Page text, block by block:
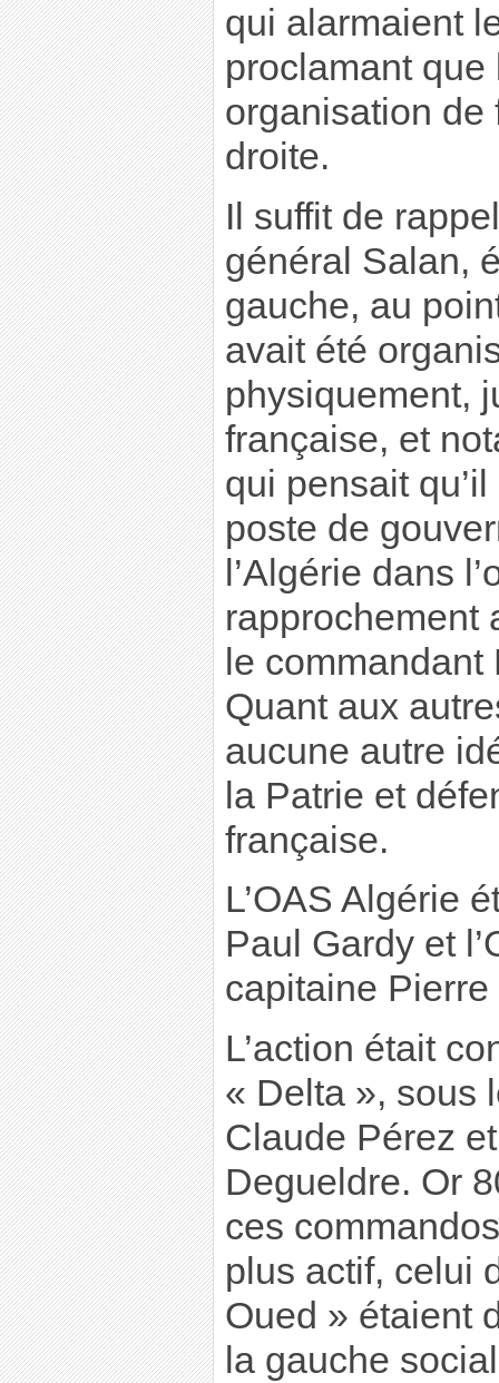
qui alarmaient
proclamant que
organisation de
droite.
Il suffit de
général Salan,
gauche, au
avait été
physiquement,
française, et
qui pensait
poste de
l’Algérie dans
rapprochement
le
Quant aux
aucune autre
la Patrie et
française.
L’OAS Algérie
Paul Gardy et
capitaine
L’action était
« Delta », sous
Claude Pérez
Degueldre. Or
ces
plus actif, celui
Oued » étaient
la gauche